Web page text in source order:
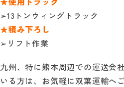
➢13トンウィングトラック
★積み下ろし
➢リフト作業
九州、特に熊本周辺での運送会
いる方は、お気軽に双葉運輸へ